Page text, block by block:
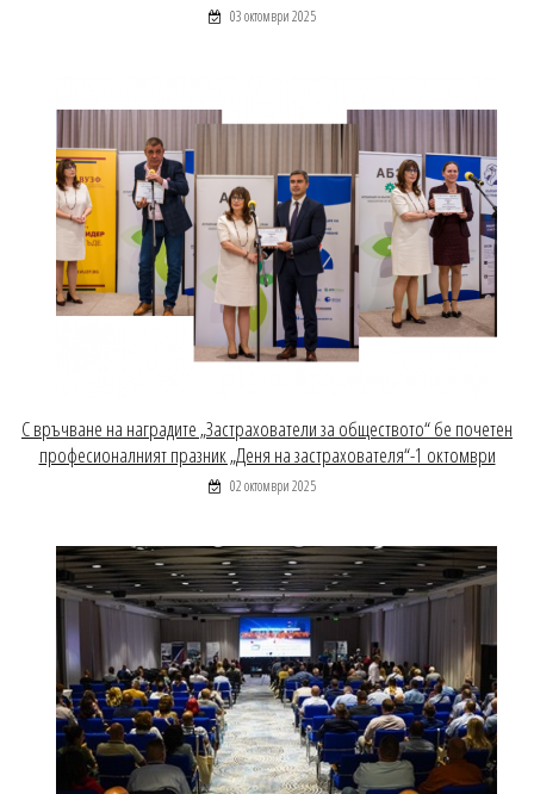
03 октомври 2025
С връчване на наградите „Застрахователи за обществото“ бе почетен
професионалният празник „Деня на застрахователя“-1 октомври
02 октомври 2025